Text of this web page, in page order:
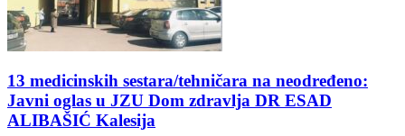
13 medicinskih sestara/tehničara na neodređeno:
Javni oglas u JZU Dom zdravlja DR ESAD
ALIBAŠIĆ Kalesija